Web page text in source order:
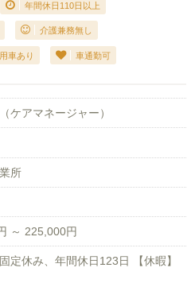
年間休日110日以上
介護兼務無し
車あり 車通勤可
ケアマネージャー）
所
～ 225,000円
定休み、年間休日123日 【休暇】